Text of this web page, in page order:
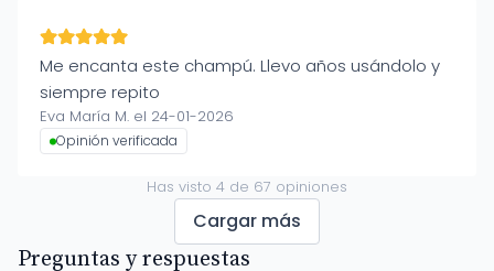
Me encanta este champú. Llevo años usándolo y
siempre repito
Eva María M. el 24-01-2026
Opinión verificada
Has visto 4 de 67 opiniones
Cargar más
Preguntas y respuestas